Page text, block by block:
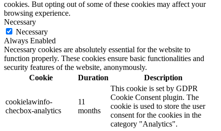
cookies. But opting out of some of these cookies may affect your
browsing experience.
Necessary
Necessary
Always Enabled
Necessary cookies are absolutely essential for the website to
function properly. These cookies ensure basic functionalities and
security features of the website, anonymously.
Cookie
Duration Description
cookielawinfo-
checbox-analytics
11
months
This cookie is set by GDPR
Cookie Consent plugin. The
cookie is used to store the user
consent for the cookies in the
category "Analytics".